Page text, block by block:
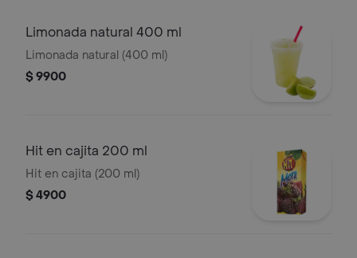
Limonada natural 400 ml
Limonada natural (400 ml)
$ 9900
Hit en cajita 200 ml
Hit en cajita (200 ml)
$ 4900